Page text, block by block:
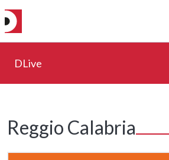
DLive
Reggio Calabria